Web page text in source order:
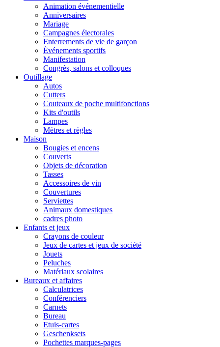
Animation événementielle
Anniversaires
Mariage
Campagnes électorales
Enterrements de vie de garçon
Événements sportifs
Manifestation
Congrès, salons et colloques
Outillage
Autos
Cutters
Couteaux de poche multifonctions
Kits d'outils
Lampes
Mètres et règles
Maison
Bougies et encens
Couverts
Objets de décoration
Tasses
Accessoires de vin
Couvertures
Serviettes
Animaux domestiques
cadres photo
Enfants et jeux
Crayons de couleur
Jeux de cartes et jeux de société
Jouets
Peluches
Matériaux scolaires
Bureaux et affaires
Calculatrices
Conférenciers
Carnets
Bureau
Etuis-cartes
Geschenksets
Pochettes marques-pages